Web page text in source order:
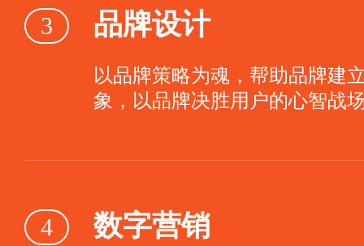
3 品牌设计
以品牌策略为魂，帮助品牌建
象，以品牌决胜用户的心智战
4 数字营销